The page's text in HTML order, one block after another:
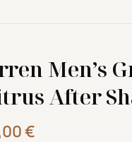
Men’s
After
€